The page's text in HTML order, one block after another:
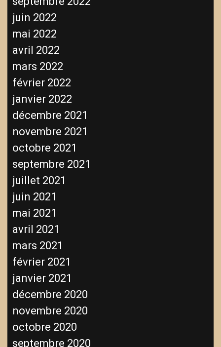
juin 2022
mai 2022
avril 2022
mars 2022
février 2022
janvier 2022
décembre 2021
novembre 2021
octobre 2021
septembre 2021
juillet 2021
juin 2021
mai 2021
avril 2021
mars 2021
février 2021
janvier 2021
décembre 2020
novembre 2020
octobre 2020
septembre 2020